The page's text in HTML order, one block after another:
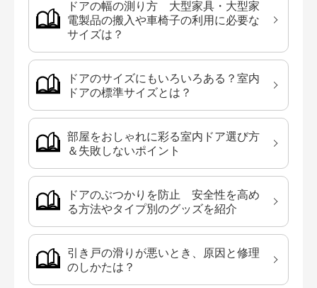
ドアの幅の測り方 大型家具・大型家
電製品の搬入や車椅子の利用に必要な
サイズは？
ドアのサイズにもいろいろある？室内
ドアの標準サイズとは？
部屋をおしゃれに彩る室内ドア選び方
＆失敗しないポイント
ドアのぶつかりを防止 安全性を高め
る方法やタイプ別のグッズを紹介
引き戸の滑りが悪いとき、原因と修理
のしかたは？